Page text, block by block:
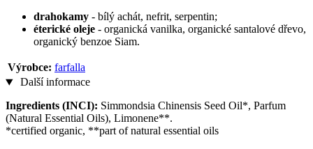
drahokamy - bílý achát, nefrit, serpentin;
éterické oleje - organická vanilka, organické santalové dřevo,
organický benzoe Siam.
Výrobce: farfalla
Další informace
Ingredients (INCI): Simmondsia Chinensis Seed Oil*, Parfum
(Natural Essential Oils), Limonene**.
*certified organic, **part of natural essential oils